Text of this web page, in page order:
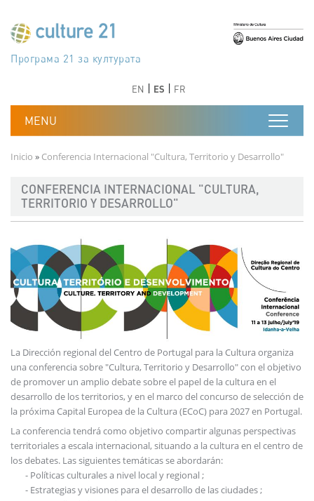
جدول أعمال القرن 21 للثقافة
Програма 21 за културата
Agenda 21 de la cultura
Agjenda 21 për kulturë
Agenda 21 van cultuur
Agenda 21 for culture
Kulturaren Agenda 21
Agenda 21 de la culture
Axenda 21 da cultura
Agenda 21 für Kultur
Agenda 21 della cultura
文化のためのアジェンダ21
دستورکار 21 برای فرهنگ
Agenda 21 dla kultury
Agenda 21 da cultura
Повестка дня 21 для культуры
Agenda 21 za kulturu
Agenda 21 de la cultura
Agenda 21 för kulturen
Kültür için Gündem 21
Порядок денний 21 для культури
EN ES FR
Ruta de navegación
Inicio Conferencia Internacional "Cultura, Territorio y Desarrollo"
CONFERENCIA INTERNACIONAL "CULTURA,
TERRITORIO Y DESARROLLO"
La Dirección regional del Centro de Portugal para la Cultura organiza
una conferencia sobre "Cultura, Territorio y Desarrollo" con el objetivo
de promover un amplio debate sobre el papel de la cultura en el
desarrollo de los territorios, y en el marco del concurso de selección de
la próxima Capital Europea de la Cultura (ECoC) para 2027 en Portugal.
La conferencia tendrá como objetivo compartir algunas perspectivas
territoriales a escala internacional, situando a la cultura en el centro de
los debates. Las siguientes temáticas se abordarán:
- Políticas culturales a nivel local y regional ;
- Estrategias y visiones para el desarrollo de las ciudades ;